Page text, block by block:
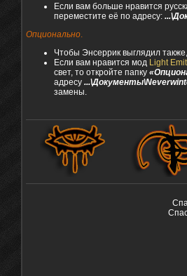
Если вам больше нравится
переместите её по адресу:
Опционально.
Чтобы Энсеррик выглядил
Если вам нравится мод Light
свет, то откройте папку
адресу
замены.